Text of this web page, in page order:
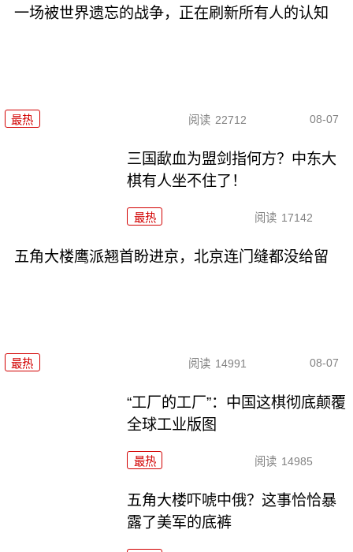
一场被世界遗忘的战争，正在刷新所有人的认知
最热 阅读 22712 08-07
三国歃血为盟剑指何方？中东大
棋有人坐不住了！
最热 阅读 17142
五角大楼鹰派翘首盼进京，北京连门缝都没给留
最热 阅读 14991 08-07
“工厂的工厂”：中国这棋彻底颠覆
全球工业版图
最热 阅读 14985
五角大楼吓唬中俄？这事恰恰暴
露了美军的底裤